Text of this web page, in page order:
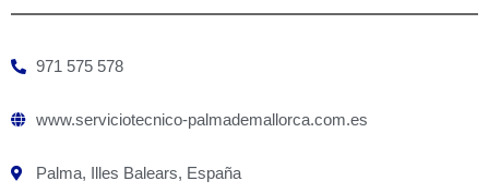
971 575 578
www.serviciotecnico-palmademallorca.com.es
Palma, Illes Balears, España